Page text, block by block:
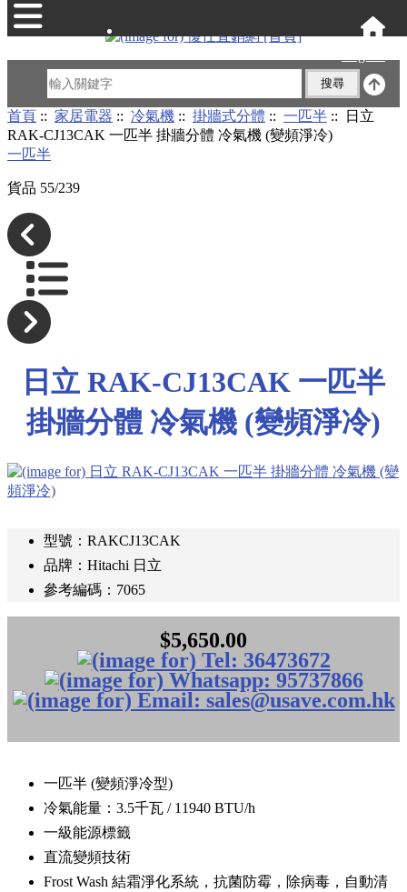
首頁 :: 家居電器 :: 冷氣機 :: 掛牆式分體 :: 一匹半 :: 日立
RAK-CJ13CAK 一匹半 掛牆分體 冷氣機 (變頻淨冷)
一匹半
貨品 55/239
日立 RAK-CJ13CAK 一匹半
掛牆分體 冷氣機 (變頻淨冷)
型號：RAKCJ13CAK
品牌：Hitachi 日立
參考編碼：7065
$5,650.00
一匹半 (變頻淨冷型)
冷氣能量：3.5千瓦 / 11940 BTU/h
一級能源標籤
直流變頻技術
Frost Wash 結霜淨化系統，抗菌防霉，除病毒，自動清